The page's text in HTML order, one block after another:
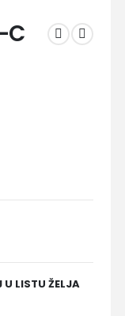
C
U LISTU ŽELJA